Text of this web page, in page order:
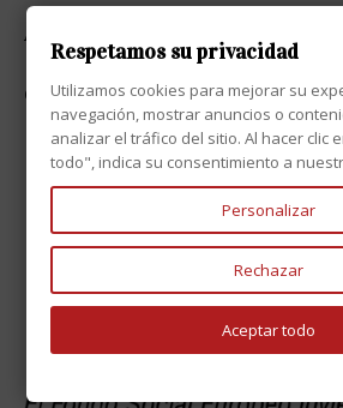
ATENCIÓN AL CLIENTE
CONTACTO
Respetamos su privacidad
Utilizamos cookies para mejorar su
navegación, mostrar anuncios o
analizar el tráfico del sitio. Al hacer clic
todo", indica su consentimiento a
Personalizar
Rechazar
Aceptar todo